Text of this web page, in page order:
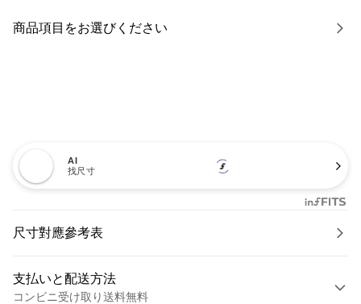
商品項目をお選びください
AI
找尺寸
尺寸對應參考表
支払いと配送方法
コンビニ受け取り送料無料